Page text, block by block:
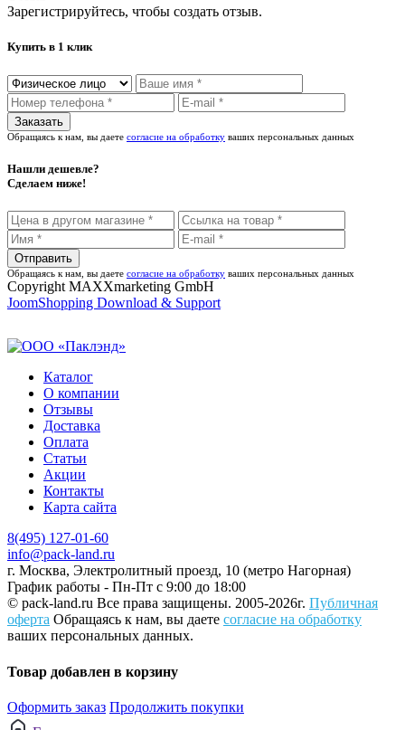
Зарегистрируйтесь, чтобы создать отзыв.
Купить в 1 клик
Обращаясь к нам, вы даете согласие на обработку ваших персональных данных
Нашли дешевле?
Сделаем ниже!
Обращаясь к нам, вы даете согласие на обработку ваших персональных данных
Copyright MAXXmarketing GmbH
JoomShopping Download & Support
Каталог
О компании
Отзывы
Доставка
Оплата
Статьи
Акции
Контакты
Карта сайта
8(495) 127-01-60
info@pack-land.ru
г. Москва, Электролитный проезд, 10 (метро Нагорная)
График работы - Пн-Пт с 9:00 до 18:00
© pack-land.ru Все права защищены. 2005-2026г. Публичная
оферта Обращаясь к нам, вы даете согласие на обработку
ваших персональных данных.
Товар добавлен в корзину
Оформить заказ Продолжить покупки